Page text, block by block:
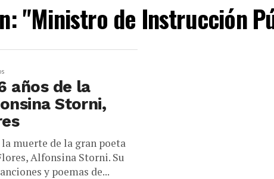
"Ministro de Instrucción
años de la
Storni,
la muerte de la gran poeta
Alfonsina Storni. Su
y poemas de...